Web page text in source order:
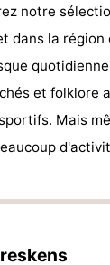
notre
dans la région
et folklore
Mais